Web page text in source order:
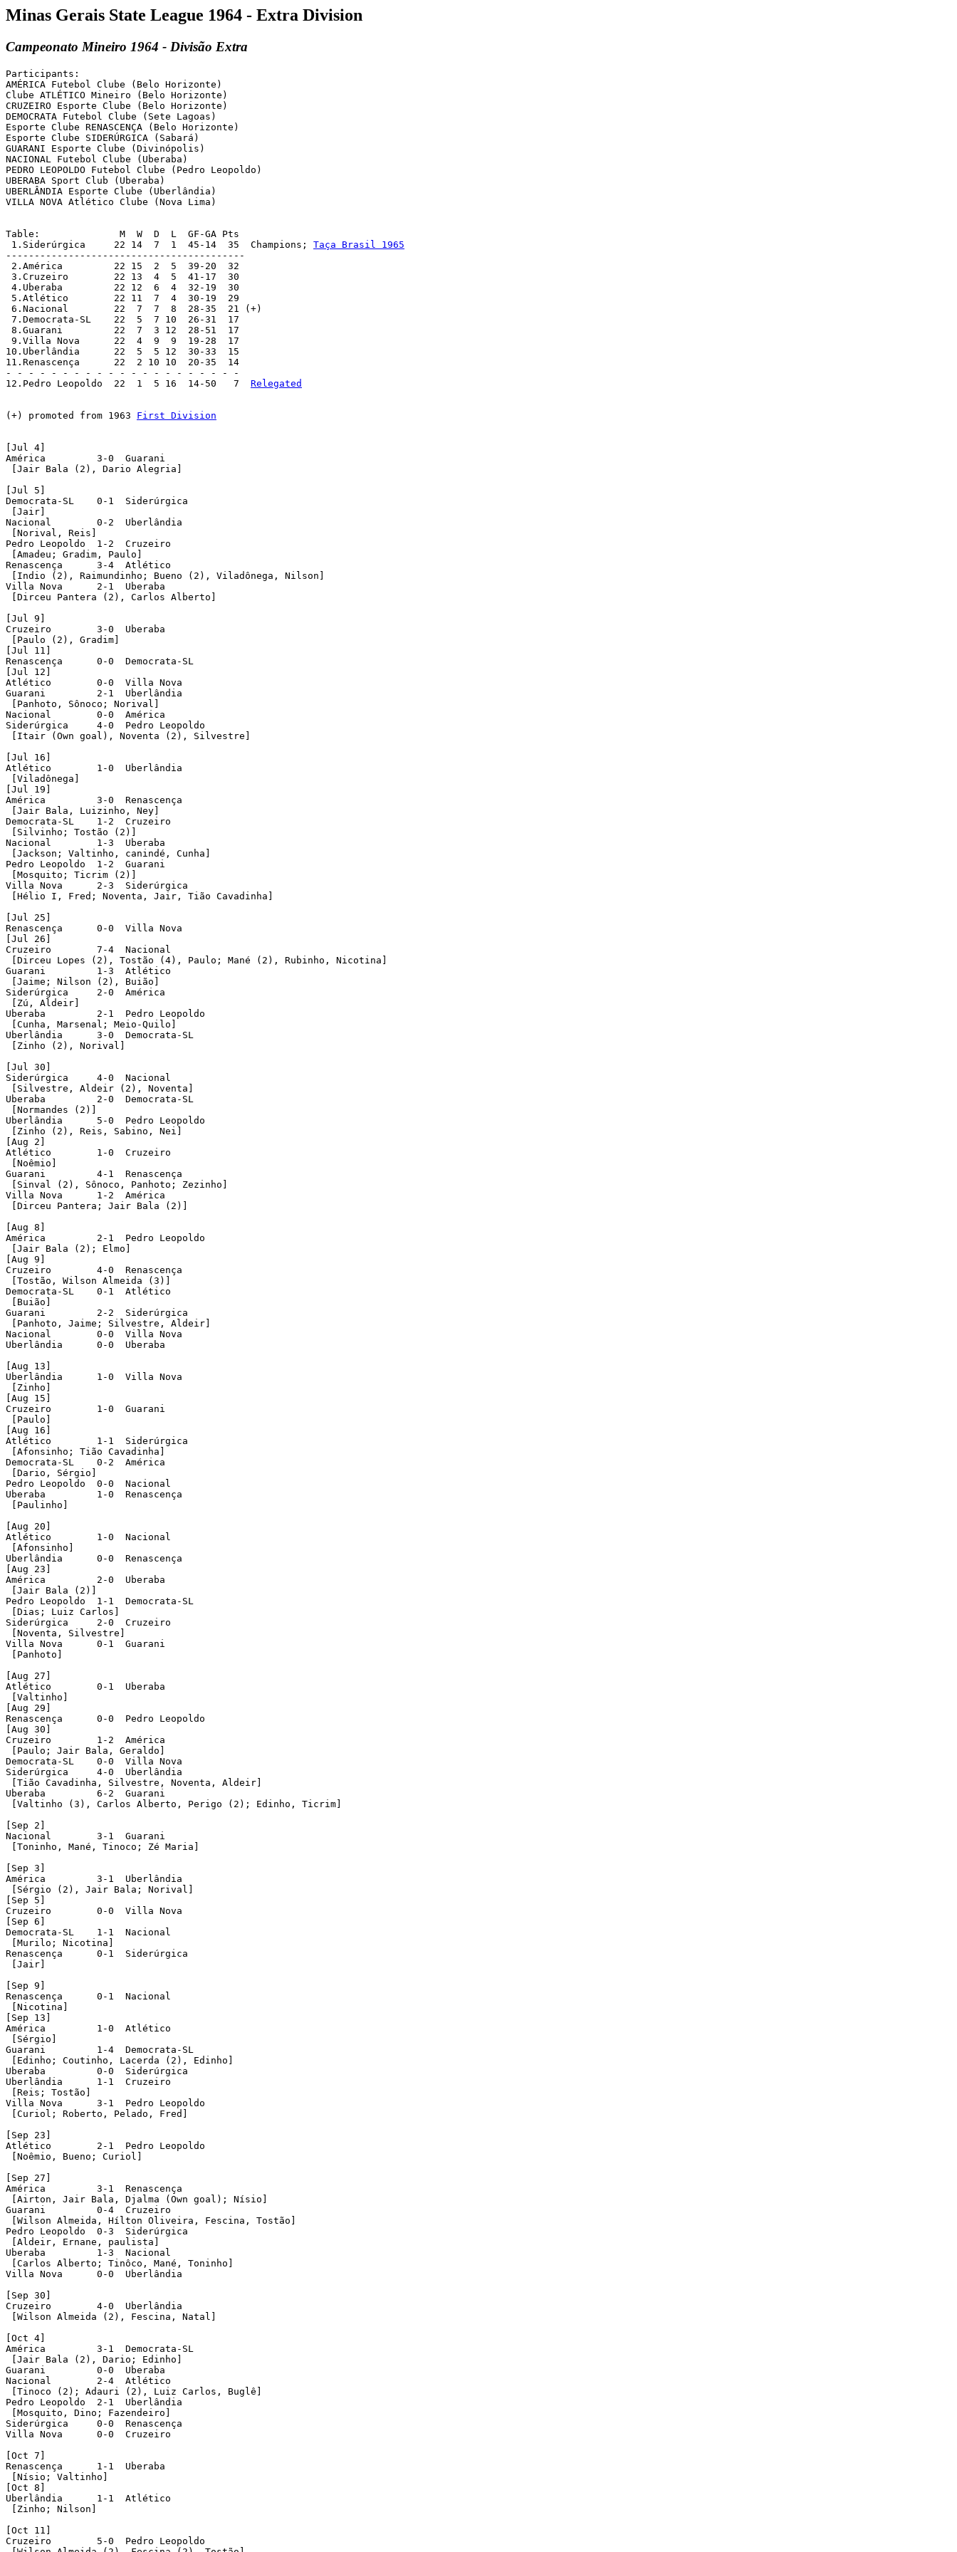
Minas Gerais State League 1964 - Extra Division
Campeonato Mineiro 1964 - Divisão Extra
Participants:
AMÉRICA Futebol Clube (Belo Horizonte)
Clube ATLÉTICO Mineiro (Belo Horizonte)
CRUZEIRO Esporte Clube (Belo Horizonte)
DEMOCRATA Futebol Clube (Sete Lagoas)
Esporte Clube RENASCENÇA (Belo Horizonte)
Esporte Clube SIDERÚRGICA (Sabará)
GUARANI Esporte Clube (Divinópolis)
NACIONAL Futebol Clube (Uberaba)
PEDRO LEOPOLDO Futebol Clube (Pedro Leopoldo)
UBERABA Sport Club (Uberaba)
UBERLÂNDIA Esporte Clube (Uberlândia)
VILLA NOVA Atlético Clube (Nova Lima)
Table:              M  W  D  L  GF-GA Pts
1.Siderúrgica     22 14  7  1  45-14  35  Champions; Taça Brasil 1965
------------------------------------------
2.América         22 15  2  5  39-20  32
3.Cruzeiro        22 13  4  5  41-17  30
4.Uberaba         22 12  6  4  32-19  30
5.Atlético        22 11  7  4  30-19  29
6.Nacional        22  7  7  8  28-35  21 (+)
7.Democrata-SL    22  5  7 10  26-31  17
8.Guarani         22  7  3 12  28-51  17
9.Villa Nova      22  4  9  9  19-28  17
10.Uberlândia      22  5  5 12  30-33  15
11.Renascença      22  2 10 10  20-35  14
- - - - - - - - - - - - - - - - - - - - -
12.Pedro Leopoldo  22  1  5 16  14-50   7 Relegated
(+) promoted from 1963 First Division
[Jul 4]
América         3-0  Guarani
[Jair Bala (2), Dario Alegria]
[Jul 5]
Democrata-SL    0-1  Siderúrgica
[Jair]
Nacional        0-2  Uberlândia
[Norival, Reis]
Pedro Leopoldo  1-2  Cruzeiro
[Amadeu; Gradim, Paulo]
Renascença      3-4  Atlético
[Indio (2), Raimundinho; Bueno (2), Viladônega, Nilson]
Villa Nova      2-1  Uberaba
[Dirceu Pantera (2), Carlos Alberto]
[Jul 9]
Cruzeiro        3-0  Uberaba
[Paulo (2), Gradim]
[Jul 11]
Renascença      0-0  Democrata-SL
[Jul 12]
Atlético        0-0  Villa Nova
Guarani         2-1  Uberlândia
[Panhoto, Sônoco; Norival]
Nacional        0-0  América
Siderúrgica     4-0  Pedro Leopoldo
[Itair (Own goal), Noventa (2), Silvestre]
[Jul 16]
Atlético        1-0  Uberlândia
[Viladônega]
[Jul 19]
América         3-0  Renascença
[Jair Bala, Luizinho, Ney]
Democrata-SL    1-2  Cruzeiro
[Silvinho; Tostão (2)]
Nacional        1-3  Uberaba
[Jackson; Valtinho, canindé, Cunha]
Pedro Leopoldo  1-2  Guarani
[Mosquito; Ticrim (2)]
Villa Nova      2-3  Siderúrgica
[Hélio I, Fred; Noventa, Jair, Tião Cavadinha]
[Jul 25]
Renascença      0-0  Villa Nova
[Jul 26]
Cruzeiro        7-4  Nacional
[Dirceu Lopes (2), Tostão (4), Paulo; Mané (2), Rubinho, Nicotina]
Guarani         1-3  Atlético
[Jaime; Nilson (2), Buião]
Siderúrgica     2-0  América
[Zú, Aldeir]
Uberaba         2-1  Pedro Leopoldo
[Cunha, Marsenal; Meio-Quilo]
Uberlândia      3-0  Democrata-SL
[Zinho (2), Norival]
[Jul 30]
Siderúrgica     4-0  Nacional
[Silvestre, Aldeir (2), Noventa]
Uberaba         2-0  Democrata-SL
[Normandes (2)]
Uberlândia      5-0  Pedro Leopoldo
[Zinho (2), Reis, Sabino, Nei]
[Aug 2]
Atlético        1-0  Cruzeiro
[Noêmio]
Guarani         4-1  Renascença
[Sinval (2), Sônoco, Panhoto; Zezinho]
Villa Nova      1-2  América
[Dirceu Pantera; Jair Bala (2)]
[Aug 8]
América         2-1  Pedro Leopoldo
[Jair Bala (2); Elmo]
[Aug 9]
Cruzeiro        4-0  Renascença
[Tostão, Wilson Almeida (3)]
Democrata-SL    0-1  Atlético
[Buião]
Guarani         2-2  Siderúrgica
[Panhoto, Jaime; Silvestre, Aldeir]
Nacional        0-0  Villa Nova
Uberlândia      0-0  Uberaba
[Aug 13]
Uberlândia      1-0  Villa Nova
[Zinho]
[Aug 15]
Cruzeiro        1-0  Guarani
[Paulo]
[Aug 16]
Atlético        1-1  Siderúrgica
[Afonsinho; Tião Cavadinha]
Democrata-SL    0-2  América
[Dario, Sérgio]
Pedro Leopoldo  0-0  Nacional
Uberaba         1-0  Renascença
[Paulinho]
[Aug 20]
Atlético        1-0  Nacional
[Afonsinho]
Uberlândia      0-0  Renascença
[Aug 23]
América         2-0  Uberaba
[Jair Bala (2)]
Pedro Leopoldo  1-1  Democrata-SL
[Dias; Luiz Carlos]
Siderúrgica     2-0  Cruzeiro
[Noventa, Silvestre]
Villa Nova      0-1  Guarani
[Panhoto]
[Aug 27]
Atlético        0-1  Uberaba
[Valtinho]
[Aug 29]
Renascença      0-0  Pedro Leopoldo
[Aug 30]
Cruzeiro        1-2  América
[Paulo; Jair Bala, Geraldo]
Democrata-SL    0-0  Villa Nova
Siderúrgica     4-0  Uberlândia
[Tião Cavadinha, Silvestre, Noventa, Aldeir]
Uberaba         6-2  Guarani
[Valtinho (3), Carlos Alberto, Perigo (2); Edinho, Ticrim]
[Sep 2]
Nacional        3-1  Guarani
[Toninho, Mané, Tinoco; Zé Maria]
[Sep 3]
América         3-1  Uberlândia
[Sérgio (2), Jair Bala; Norival]
[Sep 5]
Cruzeiro        0-0  Villa Nova
[Sep 6]
Democrata-SL    1-1  Nacional
[Murilo; Nicotina]
Renascença      0-1  Siderúrgica
[Jair]
[Sep 9]
Renascença      0-1  Nacional
[Nicotina]
[Sep 13]
América         1-0  Atlético
[Sérgio]
Guarani         1-4  Democrata-SL
[Edinho; Coutinho, Lacerda (2), Edinho]
Uberaba         0-0  Siderúrgica
Uberlândia      1-1  Cruzeiro
[Reis; Tostão]
Villa Nova      3-1  Pedro Leopoldo
[Curiol; Roberto, Pelado, Fred]
[Sep 23]
Atlético        2-1  Pedro Leopoldo
[Noêmio, Bueno; Curiol]
[Sep 27]
América         3-1  Renascença
[Airton, Jair Bala, Djalma (Own goal); Nísio]
Guarani         0-4  Cruzeiro
[Wilson Almeida, Hílton Oliveira, Fescina, Tostão]
Pedro Leopoldo  0-3  Siderúrgica
[Aldeir, Ernane, paulista]
Uberaba         1-3  Nacional
[Carlos Alberto; Tinôco, Mané, Toninho]
Villa Nova      0-0  Uberlândia
[Sep 30]
Cruzeiro        4-0  Uberlândia
[Wilson Almeida (2), Fescina, Natal]
[Oct 4]
América         3-1  Democrata-SL
[Jair Bala (2), Dario; Edinho]
Guarani         0-0  Uberaba
Nacional        2-4  Atlético
[Tinoco (2); Adauri (2), Luiz Carlos, Buglê]
Pedro Leopoldo  2-1  Uberlândia
[Mosquito, Dino; Fazendeiro]
Siderúrgica     0-0  Renascença
Villa Nova      0-0  Cruzeiro
[Oct 7]
Renascença      1-1  Uberaba
[Nísio; Valtinho]
[Oct 8]
Uberlândia      1-1  Atlético
[Zinho; Nilson]
[Oct 11]
Cruzeiro        5-0  Pedro Leopoldo